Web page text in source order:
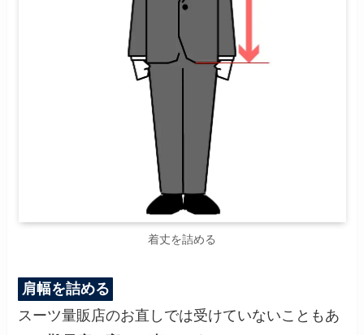
着丈を詰める
肩幅を詰める
スーツ量販店のお直しでは受けていないこともあ